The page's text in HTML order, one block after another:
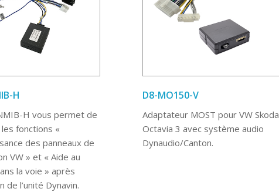
H
H vous permet de
fonctions «
des panneaux de
VW » et « Aide au
la voie » après
de l’unité Dynavin.
D8-MO150-V
Adaptateur MOST pour VW Skoda
Octavia 3 avec système audio
Dynaudio/Canton.